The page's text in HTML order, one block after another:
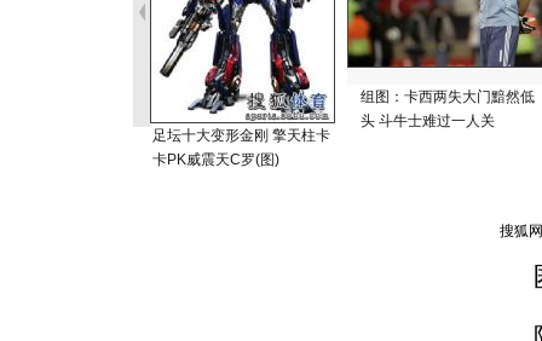
足坛十大变形金刚 擎天柱卡
卡PK威震天C罗(图)
组图：卡西两失大门黯然低
头 斗牛士难过一人关